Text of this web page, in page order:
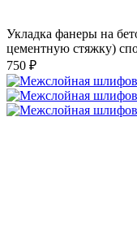
Укладка фанеры на
цементную стяжку)
750 ₽